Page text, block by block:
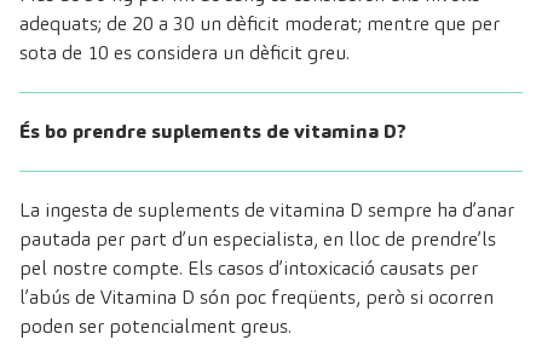
adequats; de 20 a 30 un dèficit moderat; mentre que per
sota de 10 es considera un dèficit greu.
És bo prendre suplements de vitamina D?
La ingesta de suplements de vitamina D sempre ha d’anar
pautada per part d’un especialista, en lloc de prendre’ls
pel nostre compte. Els casos d’intoxicació causats per
l’abús de Vitamina D són poc freqüents, però si ocorren
poden ser potencialment greus.